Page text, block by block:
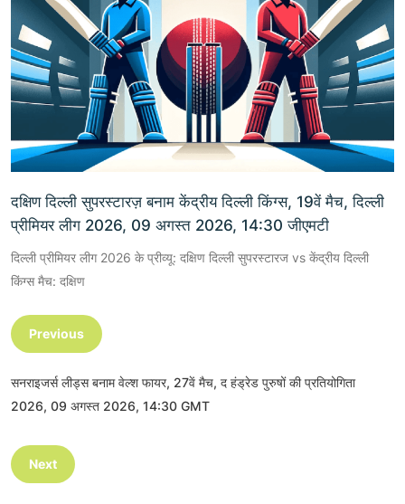
दक्षिण दिल्ली सुपरस्टारज़ बनाम केंद्रीय दिल्ली किंग्स, 19वें मैच, दिल्ली
प्रीमियर लीग 2026, 09 अगस्त 2026, 14:30 जीएमटी
दिल्ली प्रीमियर लीग 2026 के प्रीव्यू: दक्षिण दिल्ली सुपरस्टारज vs केंद्रीय दिल्ली
किंग्स मैच: दक्षिण
Previous
सनराइजर्स लीड्स बनाम वेल्श फायर, 27वें मैच, द हंड्रेड पुरुषों की प्रतियोगिता
2026, 09 अगस्त 2026, 14:30 GMT
Next